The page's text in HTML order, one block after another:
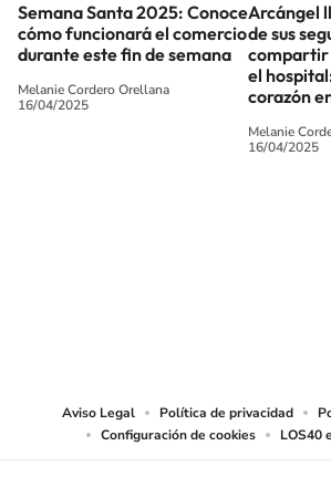
Semana Santa 2025: Conoce
cómo funcionará el comercio
durante este fin de semana
Melanie Cordero Orellana
16/04/2025
Arcángel
de sus
compartir
el
corazón
Melanie
16/04/2025
Aviso Legal Política de privacidad
Configuración de cookies
LOS40